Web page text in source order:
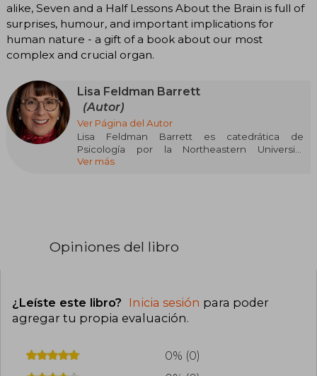
alike, Seven and a Half Lessons About the Brain is full of
surprises, humour, and important implications for
human nature - a gift of a book about our most
complex and crucial organ.
Lisa Feldman Barrett
(Autor)
Ver Página del Autor
Lisa Feldman Barrett es catedrática de
Psicología por la Northeastern University
(Boston, Massachusetts) y recibió el premio NIH
Ver más
Opiniones del libro
¿Leíste este libro? Inicia sesión para poder
agregar tu propia evaluación.
0% (0)